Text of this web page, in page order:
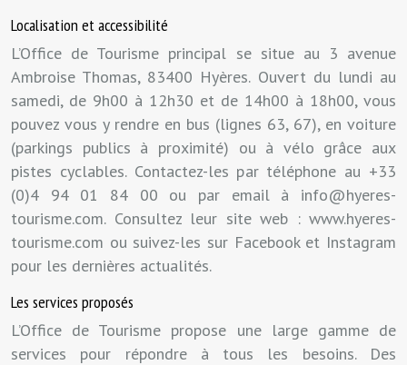
Localisation et accessibilité
L’Office de Tourisme principal se situe au 3 avenue
Ambroise Thomas, 83400 Hyères. Ouvert du lundi au
samedi, de 9h00 à 12h30 et de 14h00 à 18h00, vous
pouvez vous y rendre en bus (lignes 63, 67), en voiture
(parkings publics à proximité) ou à vélo grâce aux
pistes cyclables. Contactez-les par téléphone au +33
(0)4 94 01 84 00 ou par email à info@hyeres-
tourisme.com. Consultez leur site web : www.hyeres-
tourisme.com ou suivez-les sur Facebook et Instagram
pour les dernières actualités.
Les services proposés
L’Office de Tourisme propose une large gamme de
services pour répondre à tous les besoins. Des